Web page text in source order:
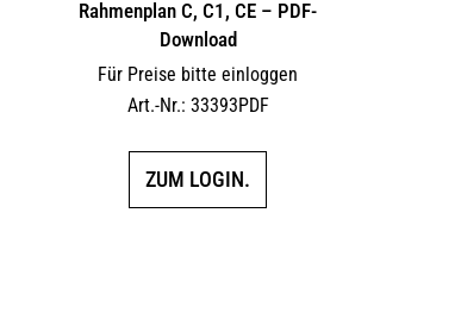
Rahmenplan C, C1, CE – PDF-
Download
Für Preise bitte einloggen
Art.-Nr.: 33393PDF
ZUM LOGIN.